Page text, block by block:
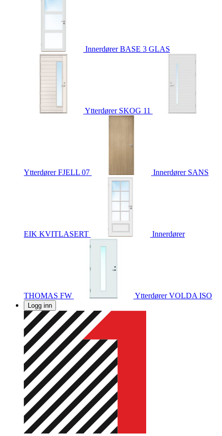
InnerdørerBASE 3 GLAS
Ytterdører SKOG 11
YtterdørerFJELL 07 Innerdører SANS
EIK KVITLASERT Innerdører
THOMAS FW YtterdørerVOLDA ISO
Logg inn